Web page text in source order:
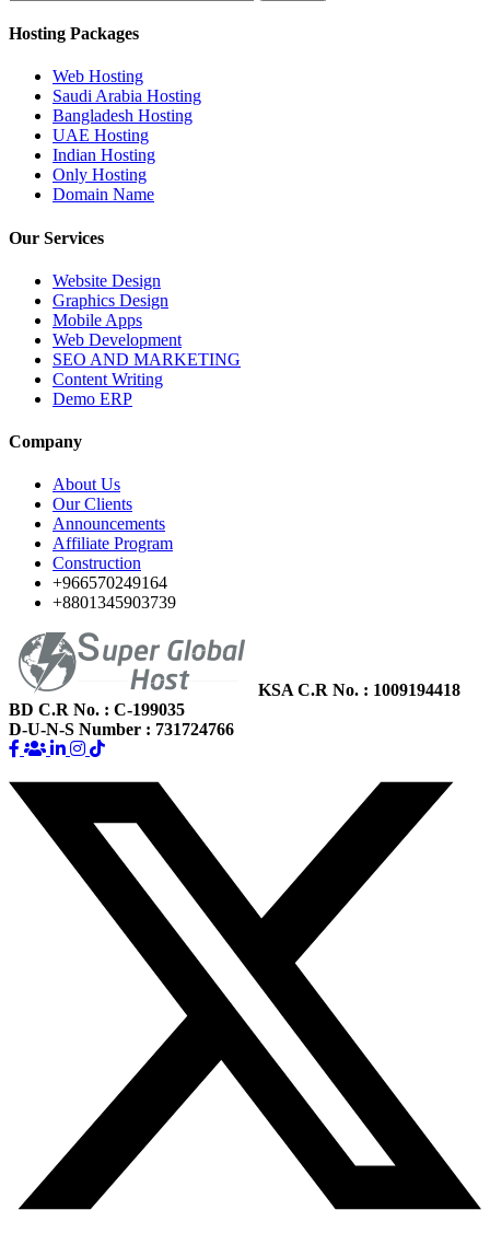
Hosting Packages
Web Hosting
Saudi Arabia Hosting
Bangladesh Hosting
UAE Hosting
Indian Hosting
Only Hosting
Domain Name
Our Services
Website Design
Graphics Design
Mobile Apps
Web Development
SEO AND MARKETING
Content Writing
Demo ERP
Company
About Us
Our Clients
Announcements
Affiliate Program
Construction
+966570249164
+8801345903739
KSA C.R No. : 1009194418
BD C.R No. : C-199035
D-U-N-S Number : 731724766